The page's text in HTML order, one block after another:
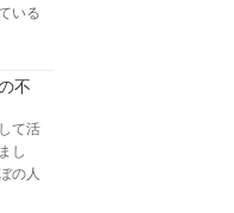
いる
不
て活
し
の人